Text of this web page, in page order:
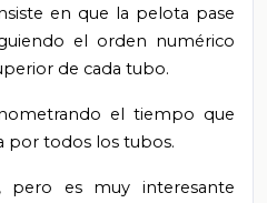
en que la pelota pase
el orden numérico
de cada tubo.
el tiempo que
por todos los tubos.
es muy interesante